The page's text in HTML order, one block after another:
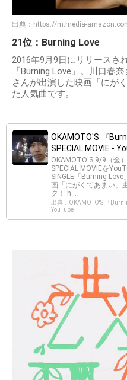
出典： https://m.media-
21位：Burning Love
2016年9月9日にリリースさ
「Burning Love」。川口春
さんが出演した映画「にが
た人気曲です。
OKAMOTO'S 『
SPECIAL MOVIE -
OKAMOTO'S 9/9（金
SPECIAL MOVIEを
SINGLE「Burning
画「にがくてあまい」
ク！ h...
出典：OKAMOTO'S 『
YouTube